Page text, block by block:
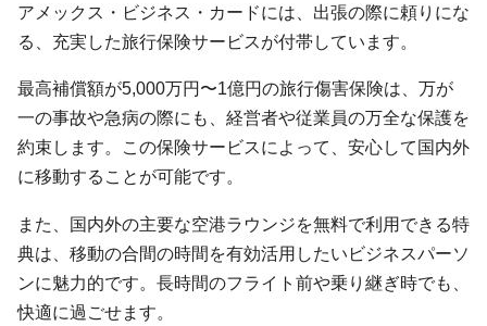
アメックス・ビジネス・カードには、出張の際に頼りにな
る、充実した旅行保険サービスが付帯しています。
最高補償額が5,000万円〜1億円の旅行傷害保険は、万が
一の事故や急病の際にも、経営者や従業員の万全な保護を
約束します。この保険サービスによって、安心して国内外
に移動することが可能です。
また、国内外の主要な空港ラウンジを無料で利用できる特
典は、移動の合間の時間を有効活用したいビジネスパーソ
ンに魅力的です。長時間のフライト前や乗り継ぎ時でも、
快適に過ごせます。